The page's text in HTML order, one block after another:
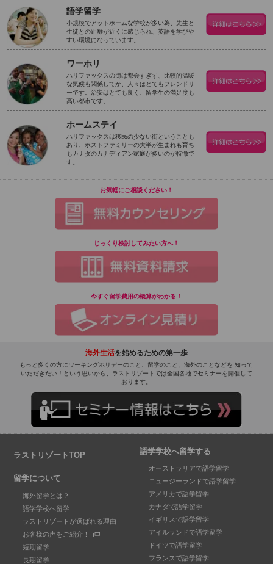
語学留学
小規模でアットホームな学校が多い為、先生と
生徒との距離が近くに感じられ、英語を学びや
すい環境になっています。
ワーホリ
ハリファックスの街は都会すぎず、比較的温暖
な気候も関係してか、人々はとてもフレンドリ
ーです。治安はとても良く、留学生の満足度も
高い都市です。
ホームステイ
ハリファックスは移民の少ない街ということも
あり、ホストファミリーの大半が生まれも育ち
もカナダのカナディアン家庭が多いのが特徴で
す。
お気軽にご相談ください！
じっくり検討してみたい方へ！
今すぐ留学費用の概算がわかる！
海外生活を始めるための第一歩
もっと多くの方にワーキングホリデーのこと、留学のこと、海外のことなどを 知って
いただきたい！という思いから、ラストリゾートでは全国各地でセミナーを開催して
おります。
ラストリゾートTOP
留学について
海外留学とは？
語学学校へ留学
ラストリゾートが選ばれる理由
お客様の声をご紹介！
短期留学
長期留学
語学学校へ留学する
オーストラリアで語学留学
ニュージーランドで語学留学
アメリカで語学留学
カナダで語学留学
イギリスで語学留学
アイルランドで語学留学
ドイツで語学留学
フランスで語学留学